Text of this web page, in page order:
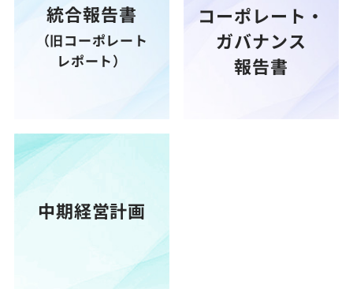
統合報告書
（旧コーポレート
レポート）
コーポレート・
ガバナンス
報告書
中期経営計画